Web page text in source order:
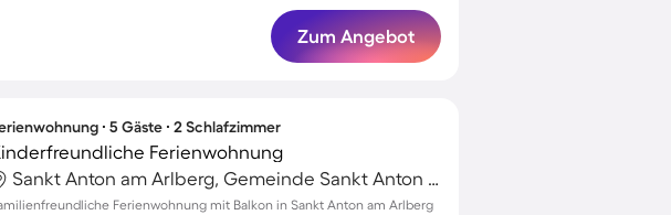
Zum Angebot
∙ 5 Gäste ∙ 2 Schlafzimmer
Ferienwohnung
Sankt Anton am Arlberg, Gemeinde Sankt Anton am Arlberg, Österreich
Ferienwohnung mit Balkon in Sankt Anton am Arlberg